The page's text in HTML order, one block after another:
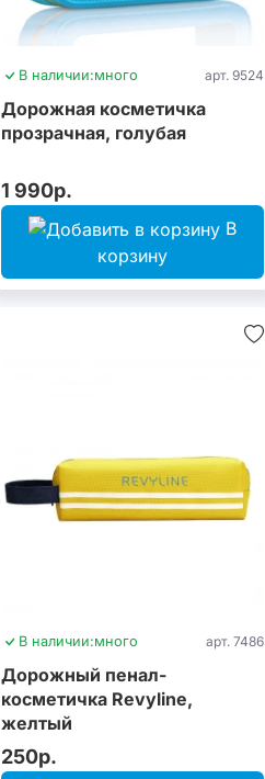
В наличии:много арт. 9524
Дорожная косметичка
прозрачная, голубая
1 990р.
В
корзину
В наличии:много арт. 7486
Дорожный пенал-
косметичка Revyline,
желтый
250р.